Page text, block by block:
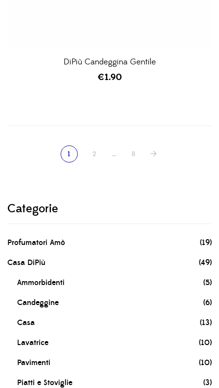
DiPiù Candeggina Gentile
€1.90
1 2 … 8
Categorie
Profumatori Amò (19)
Casa DiPiù (49)
Ammorbidenti (5)
Candeggine (6)
Casa (13)
Lavatrice (10)
Pavimenti (10)
Piatti e Stoviglie (3)